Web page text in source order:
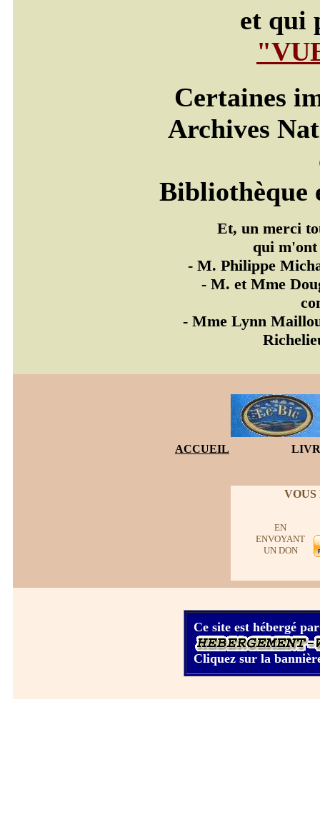
et qui
Certaines
Archives
Bibliothèque
Et, un merci
qui m'ont
- M. Philippe
- M. et Mme
- Mme Lynn
ACCUEIL
EN
ENVOYANT
UN DON
Ce site est hébergé
Cliquez sur la